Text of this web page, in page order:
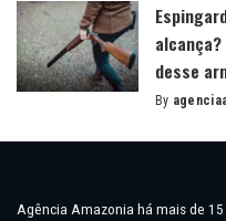
desse
Posted
By
Agência Amazonia há mais de